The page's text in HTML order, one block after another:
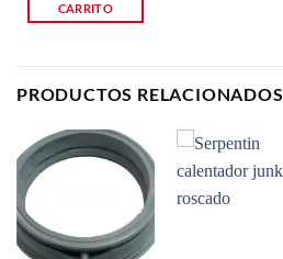
CARRITO
PRODUCTOS RELACIONADOS